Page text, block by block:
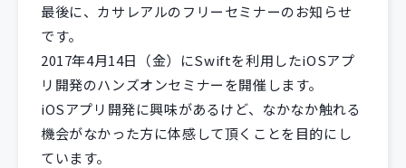
最後に、カサレアルのフリーセミナーのお知らせ
です。
2017年4月14日（金）にSwiftを利用したiOSアプ
リ開発のハンズオンセミナーを開催します。
iOSアプリ開発に興味があるけど、なかなか触れる
機会がなかった方に体感して頂くことを目的にし
ています。